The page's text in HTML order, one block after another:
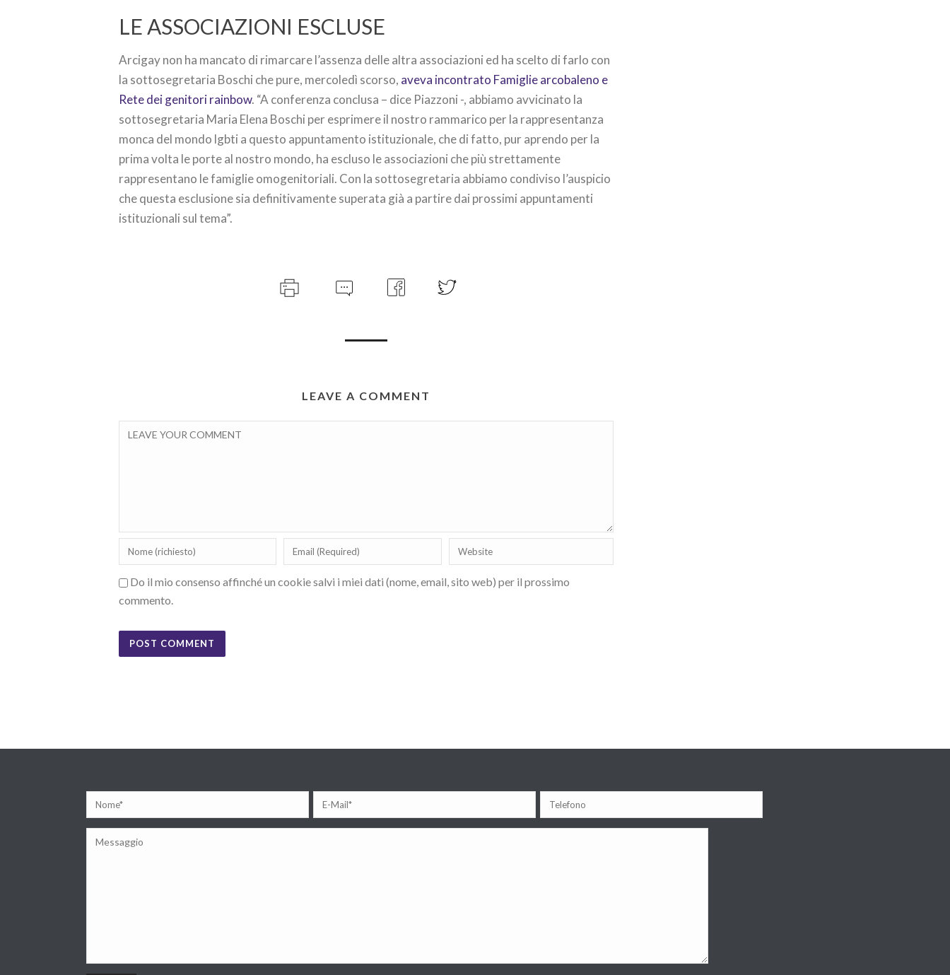
LE ASSOCIAZIONI ESCLUSE
Arcigay non ha mancato di rimarcare l’assenza delle altra associazioni ed ha scelto di farlo con
la sottosegretaria Boschi che pure, mercoledì scorso, aveva incontrato Famiglie arcobaleno e
Rete dei genitori rainbow. “A conferenza conclusa – dice Piazzoni -, abbiamo avvicinato la
sottosegretaria Maria Elena Boschi per esprimere il nostro rammarico per la rappresentanza
monca del mondo lgbti a questo appuntamento istituzionale, che di fatto, pur aprendo per la
prima volta le porte al nostro mondo, ha escluso le associazioni che più strettamente
rappresentano le famiglie omogenitoriali. Con la sottosegretaria abbiamo condiviso l’auspicio
che questa esclusione sia definitivamente superata già a partire dai prossimi appuntamenti
istituzionali sul tema”.
LEAVE A COMMENT
Do il mio consenso affinché un cookie salvi i miei dati (nome, email, sito web) per il prossimo
commento.